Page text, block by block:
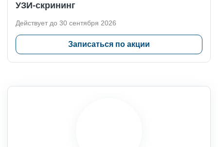
УЗИ-скрининг
Действует до 30 сентября 2026
Записаться по акции